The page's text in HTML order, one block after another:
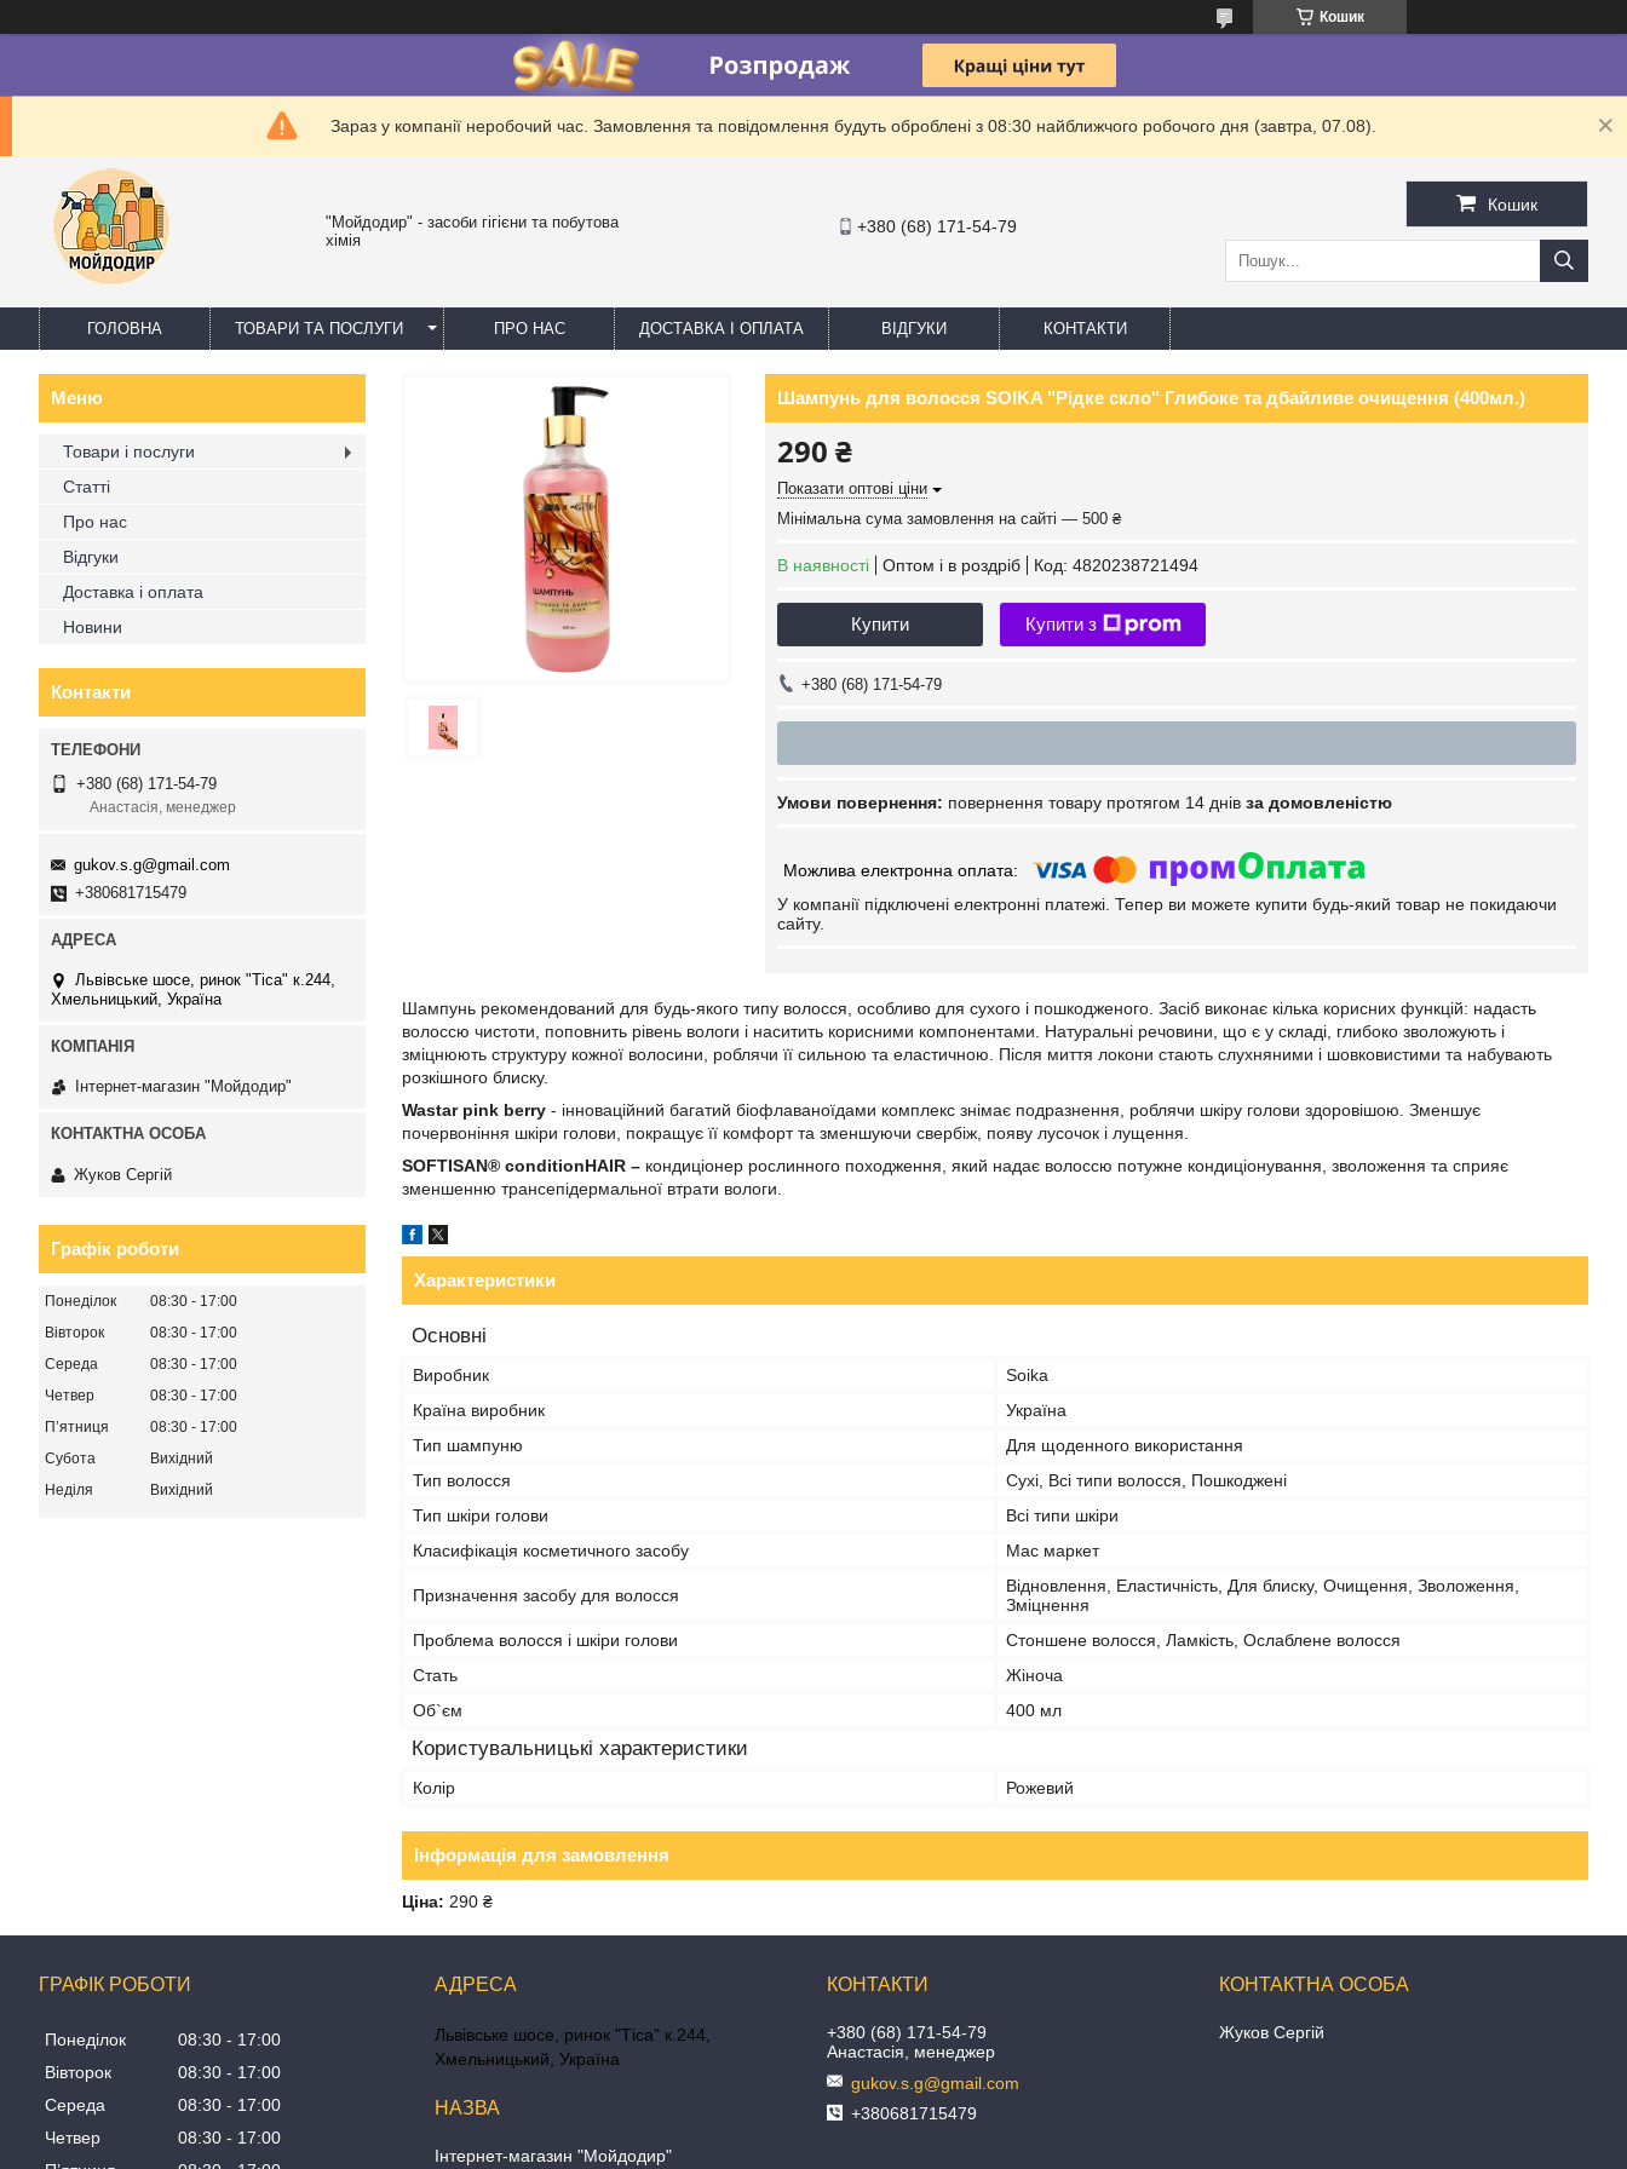
Кошик
Зараз у компанії неробочий час. Замовлення та повідомлення будуть оброблені з 08:30 найближчого робочого дня (завтра, 07.08).
"Мойдодир" - засоби гігієни та побутова
хімія
+380 (68) 171-54-79
Кошик
ГОЛОВНА ТОВАРИ ТА ПОСЛУГИ ПРО НАС ДОСТАВКА І ОПЛАТА ВІДГУКИ КОНТАКТИ
Шампунь для волосся SOIKA "Рідке скло" Глибоке та дбайливе очищення (400мл.)
290 ₴
Показати оптові ціни
Мінімальна сума замовлення на сайті — 500 ₴
В наявності Оптом і в роздріб Код: 4820238721494
Купити Купити з
+380 (68) 171-54-79
повернення товару протягом 14 днів за домовленістю
У компанії підключені електронні платежі. Тепер ви можете купити будь-який товар не покидаючи
сайту.
Шампунь рекомендований для будь-якого типу волосся, особливо для сухого і пошкодженого. Засіб виконає кілька корисних функцій: надасть
волоссю чистоти, поповнить рівень вологи і наситить корисними компонентами. Натуральні речовини, що є у складі, глибоко зволожують і
зміцнюють структуру кожної волосини, роблячи її сильною та еластичною. Після миття локони стають слухняними і шовковистими та набувають
розкішного блиску.
Wastar pink berry - інноваційний багатий біофлаваноїдами комплекс знімає подразнення, роблячи шкіру голови здоровішою. Зменшує
почервоніння шкіри голови, покращує її комфорт та зменшуючи свербіж, появу лусочок і лущення.
SOFTISAN® conditionHAIR – кондиціонер рослинного походження, який надає волоссю потужне кондиціонування, зволоження та сприяє
зменшенню трансепідермальної втрати вологи.
Характеристики
Основні
Виробник
Soika
Країна виробник
Україна
Тип шампуню
Для щоденного використання
Тип волосся
Сухі, Всі типи волосся, Пошкоджені
Тип шкіри голови
Всі типи шкіри
Класифікація косметичного засобу
Мас маркет
Призначення засобу для волосся
Відновлення, Еластичність, Для блиску, Очищення, Зволоження,
Зміцнення
Проблема волосся і шкіри голови
Стоншене волосся, Ламкість, Ослаблене волосся
Стать
Жіноча
Об`єм
400 мл
Користувальницькі характеристики
Колір Рожевий
Інформація для замовлення
Ціна: 290 ₴
Товари і послуги
Статті
Про нас
Відгуки
Доставка і оплата
Новини
Контакти
+380 (68) 171-54-79
Анастасія, менеджер
gukov.s.g@gmail.com
+380681715479
Львівське шосе, ринок "Тіса" к.244,
Хмельницький, Україна
Інтернет-магазин "Мойдодир"
Жуков Сергій
Графік роботи
Понеділок 08:30
17:00
Вівторок
08:30
17:00
Середа
08:30
17:00
Четвер
08:30
17:00
Пʼятниця
08:30
17:00
Субота
Вихідний
Неділя
Вихідний
ГРАФІК РОБОТИ
Понеділок 08:30
17:00
Вівторок
08:30
17:00
Середа
08:30
17:00
Четвер
08:30
17:00
Львівське шосе, ринок "Тіса" к.244,
Хмельницький, Україна
Інтернет-магазин "Мойдодир"
+380 (68) 171-54-79
Анастасія, менеджер
gukov.s.g@gmail.com
+380681715479
Жуков Сергій